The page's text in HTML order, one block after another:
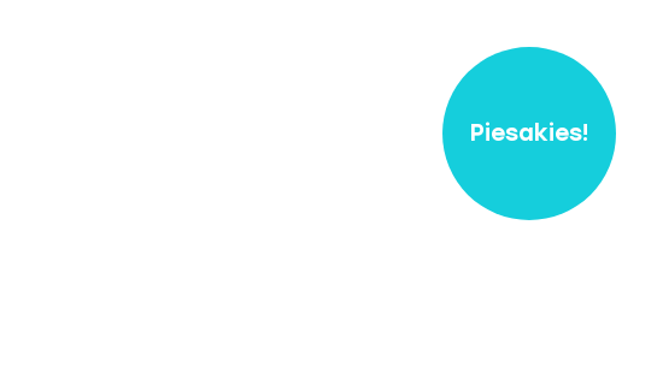
Piesakies!